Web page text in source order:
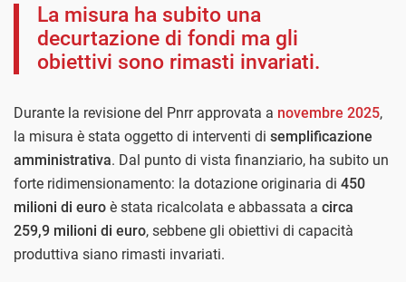
La misura ha subito una
decurtazione di fondi ma gli
obiettivi sono rimasti invariati.
Durante la revisione del Pnrr approvata a novembre 2025,
la misura è stata oggetto di interventi di semplificazione
amministrativa. Dal punto di vista finanziario, ha subito un
forte ridimensionamento: la dotazione originaria di 450
milioni di euro è stata ricalcolata e abbassata a circa
259,9 milioni di euro, sebbene gli obiettivi di capacità
produttiva siano rimasti invariati.